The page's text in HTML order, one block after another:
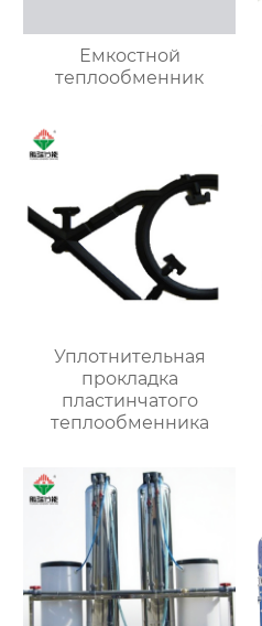
Емкостной
теплообменник
Уплотнительная
прокладка
пластинчатого
теплообменника